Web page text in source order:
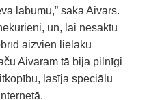
labumu,” saka Aivars.
un, lai nesāktu
aizvien lielāku
Aivaram tā bija pilnīgi
lasīja speciālu